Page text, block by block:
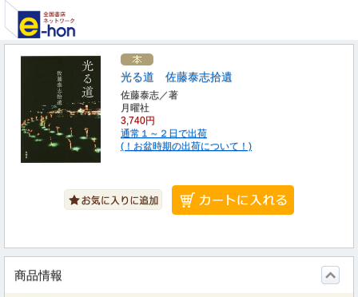
光る道 佐藤泰志拾遺
佐藤泰志／著
月曜社
3,740円
通常１～２日で出荷
(！お盆時期の出荷について！)
商品情報